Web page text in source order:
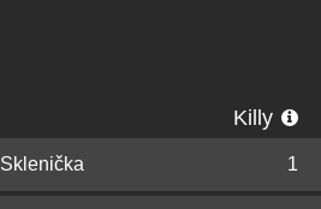
Killy
Sklenička 1